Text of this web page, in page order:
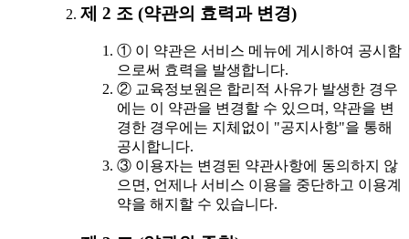
제 2 조 (약관의 효력과 변경)
① 이 약관은 서비스 메뉴에 게시하여 공시함
으로써 효력을 발생합니다.
② 교육정보원은 합리적 사유가 발생한 경우
에는 이 약관을 변경할 수 있으며, 약관을 변
경한 경우에는 지체없이 "공지사항"을 통해
공시합니다.
③ 이용자는 변경된 약관사항에 동의하지 않
으면, 언제나 서비스 이용을 중단하고 이용계
약을 해지할 수 있습니다.